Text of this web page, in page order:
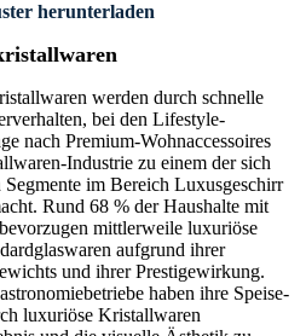
herunterladen
werden durch schnelle
bei den Lifestyle-
nach Premium-Wohnaccessoires
Industrie zu einem der sich
im Bereich Luxusgeschirr
Rund 68 % der Haushalte mit
mittlerweile luxuriöse
aufgrund ihrer
und ihrer Prestigewirkung.
haben ihre Speise-
luxuriöse Kristallwaren